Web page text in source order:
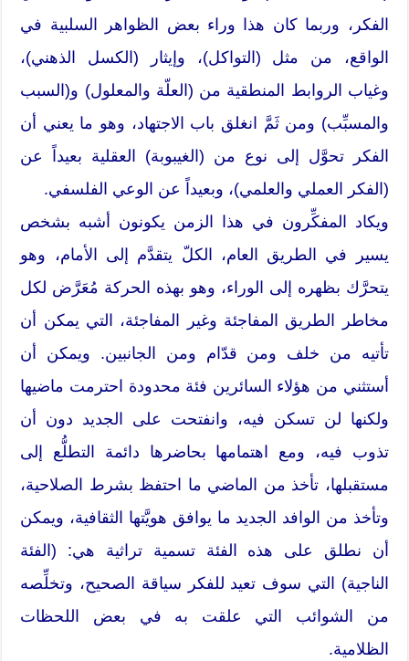
الفكر، وربما كان هذا وراء بعض الظواهر السلبية في
الواقع، من مثل (التواكل)، وإيثار (الكسل الذهني)،
وغياب الروابط المنطقية من (العلّة والمعلول) و(السبب
والمسبِّب) ومن ثَمَّ انغلق باب الاجتهاد، وهو ما يعني أن
الفكر تحوَّل إلى نوع من (الغيبوبة) العقلية بعيداً عن
(الفكر العملي والعلمي)، وبعيداً عن الوعي الفلسفي.
ويكاد المفكِّرون في هذا الزمن يكونون أشبه بشخص
يسير في الطريق العام، الكلّ يتقدَّم إلى الأمام، وهو
يتحرَّك بظهره إلى الوراء، وهو بهذه الحركة مُعَرَّض لكل
مخاطر الطريق المفاجئة وغير المفاجئة، التي يمكن أن
تأتيه من خلف ومن قدّام ومن الجانبين. ويمكن أن
أستثني من هؤلاء السائرين فئة محدودة احترمت ماضيها
ولكنها لن تسكن فيه، وانفتحت على الجديد دون أن
تذوب فيه، ومع اهتمامها بحاضرها دائمة التطلُّع إلى
مستقبلها، تأخذ من الماضي ما احتفظ بشرط الصلاحية،
وتأخذ من الوافد الجديد ما يوافق هويَّتها الثقافية، ويمكن
أن نطلق على هذه الفئة تسمية تراثية هي: (الفئة
الناجية) التي سوف تعيد للفكر سياقة الصحيح، وتخلِّصه
من الشوائب التي علقت به في بعض اللحظات
الظلامية.